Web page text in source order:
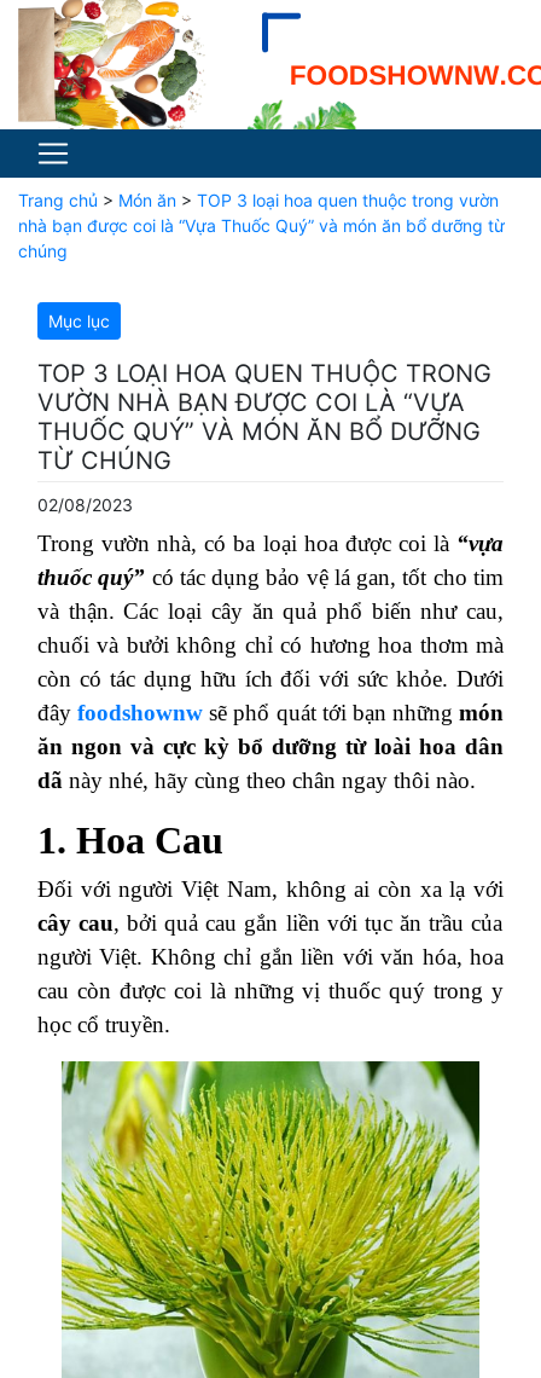
Trang chủ > Món ăn > TOP 3 loại hoa quen thuộc trong vườn
nhà bạn được coi là “Vựa Thuốc Quý” và món ăn bổ dưỡng từ
chúng
Mục lục
TOP 3 LOẠI HOA QUEN THUỘC TRONG
VƯỜN NHÀ BẠN ĐƯỢC COI LÀ “VỰA
THUỐC QUÝ” VÀ MÓN ĂN BỔ DƯỠNG
TỪ CHÚNG
02/08/2023
Trong vườn nhà, có ba loại hoa được coi là “vựa
thuốc quý” có tác dụng bảo vệ lá gan, tốt cho tim
và thận. Các loại cây ăn quả phổ biến như cau,
chuối và bưởi không chỉ có hương hoa thơm mà
còn có tác dụng hữu ích đối với sức khỏe. Dưới
đâyfoodshownw sẽ phổ quát tới bạn những món
ăn ngon và cực kỳ bổ dưỡng từ loài hoa dân
dã này nhé, hãy cùng theo chân ngay thôi nào.
1. Hoa Cau
Đối với người Việt Nam, không ai còn xa lạ với
cây cau, bởi quả cau gắn liền với tục ăn trầu của
người Việt. Không chỉ gắn liền với văn hóa, hoa
cau còn được coi là những vị thuốc quý trong y
học cổ truyền.